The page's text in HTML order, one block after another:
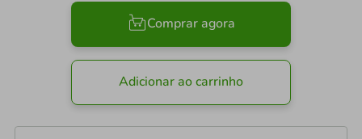
Comprar agora
Adicionar ao carrinho